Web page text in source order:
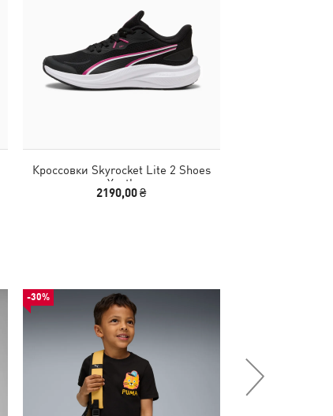
Кроссовки Skyrocket Lite 2 Shoes
Youth
2190,00 ₴
-30%